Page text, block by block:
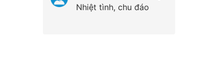
Nhiệt tình, chu đáo